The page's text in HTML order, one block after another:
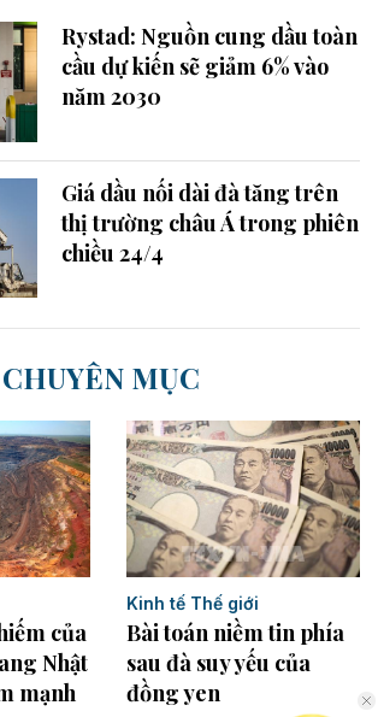
Rystad: Nguồn cung dầu toàn
cầu dự kiến sẽ giảm 6% vào
năm 2030
Giá dầu nối dài đà tăng trên
thị trường châu Á trong phiên
chiều 24/4
MỤC
của
Nhật
mạnh
Kinh tế Thế giới
Bài toán niềm tin phía
sau đà suy yếu của
đồng yen